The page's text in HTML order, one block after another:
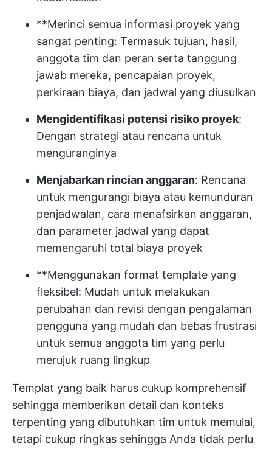
**Merinci semua informasi proyek yang
sangat penting: Termasuk tujuan, hasil,
anggota tim dan peran serta tanggung
jawab mereka, pencapaian proyek,
perkiraan biaya, dan jadwal yang diusulkan
Mengidentifikasi potensi risiko proyek:
Dengan strategi atau rencana untuk
menguranginya
Menjabarkan rincian anggaran: Rencana
untuk mengurangi biaya atau kemunduran
penjadwalan, cara menafsirkan anggaran,
dan parameter jadwal yang dapat
memengaruhi total biaya proyek
**Menggunakan format template yang
fleksibel: Mudah untuk melakukan
perubahan dan revisi dengan pengalaman
pengguna yang mudah dan bebas frustrasi
untuk semua anggota tim yang perlu
merujuk ruang lingkup
Templat yang baik harus cukup komprehensif
sehingga memberikan detail dan konteks
terpenting yang dibutuhkan tim untuk memulai,
tetapi cukup ringkas sehingga Anda tidak perlu